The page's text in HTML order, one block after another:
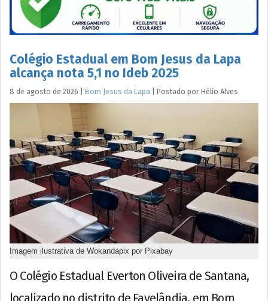
Colégio Estadual em Bom Jesus da Lapa
alcança nota 5,1 no Ideb 2025
8 de agosto de 2026 Bom Jesus da Lapa Postado por Hélio Alves
Imagem ilustrativa de Wokandapix por Pixabay
O Colégio Estadual Everton Oliveira de Santana,
localizado no distrito de Favelândia, em Bom